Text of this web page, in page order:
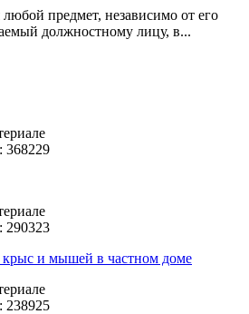
любой предмет, независимо от его
должностному лицу, в...
368229
290323
крыс и мышей в частном доме
238925